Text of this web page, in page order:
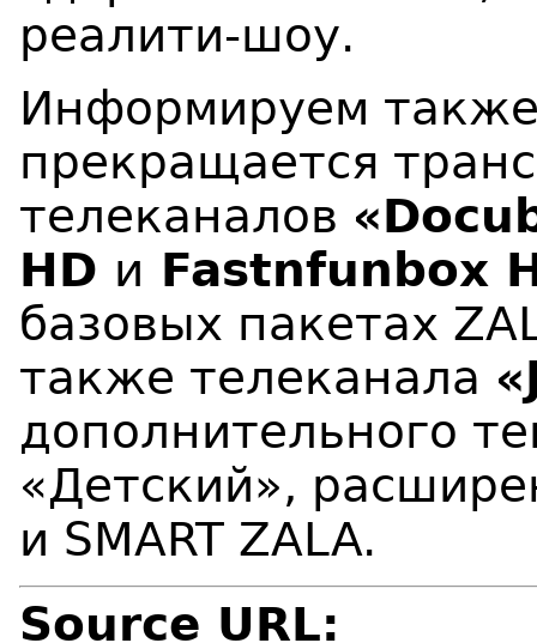
реалити-шоу.
Информируем
прекращается
телеканалов
HD и Fastnfunbox
базовых пакетах
также телеканала
дополнительного
«Детский»,
и SMART ZALA.
Source URL: